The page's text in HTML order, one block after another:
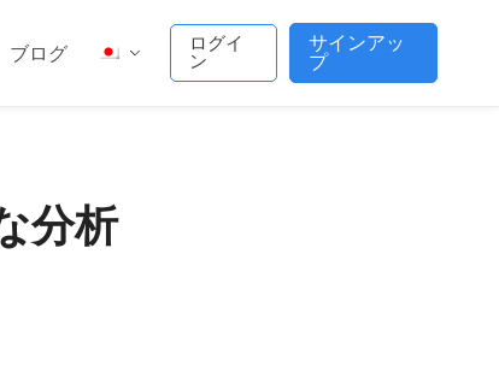
ブログ
ログイ
ン
サインアッ
プ
分析